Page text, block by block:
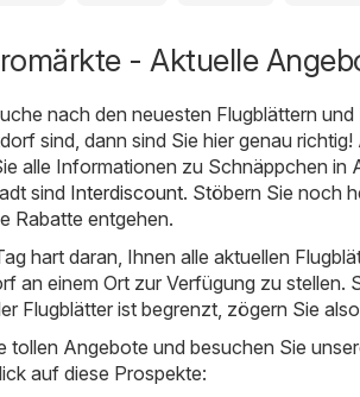
- Aktuelle
nach den neuesten Flugblättern
sind, dann sind Sie hier genau
alle Informationen zu Schnäppchen in
sind Interdiscount. Stöbern Sie noch
Rabatte entgehen.
hart daran, Ihnen alle aktuellen
an einem Ort zur Verfügung zu stellen.
Flugblätter ist begrenzt, zögern Sie
tollen Angebote und besuchen Sie
auf diese Prospekte: